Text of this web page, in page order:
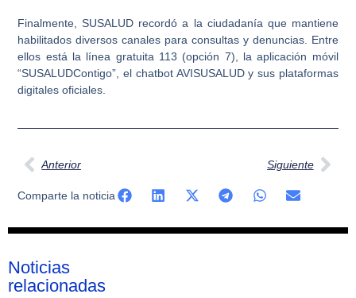
Finalmente, SUSALUD recordó a la ciudadanía que mantiene
habilitados diversos canales para consultas y denuncias. Entre
ellos está la línea gratuita 113 (opción 7), la aplicación móvil
“SUSALUDContigo”, el chatbot AVISUSALUD y sus plataformas
digitales oficiales.
Ant
Anterior Siguiente
Comparte la noticia
Noticias
relacionadas